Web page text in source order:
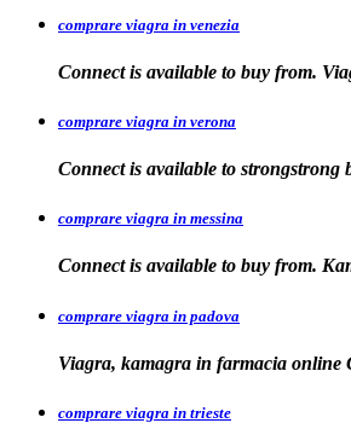
comprare viagra in venezia
Connect is available to buy from.
comprare viagra in verona
Connect is available to strongstrong
comprare viagra in messina
Connect is available to buy from.
comprare viagra in padova
Viagra, kamagra in farmacia online
comprare viagra in trieste